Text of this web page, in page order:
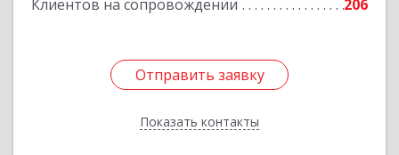
Клиентов на сопровождении 206
Отправить заявку
Показать контакты
Отправить заявку
Назад